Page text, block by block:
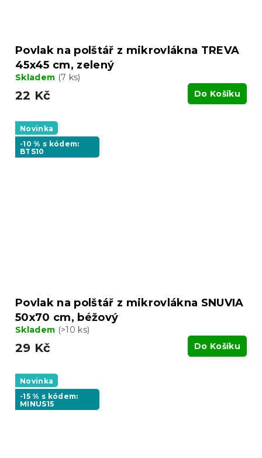
Povlak na polštář z mikrovlákna TREVA
45x45 cm, zelený
Skladem (7 ks)
22 Kč Do Košíku
Novinka
-10 % s kódem:
BTS10
Povlak na polštář z mikrovlákna SNUVIA
50x70 cm, béžový
Skladem (>10 ks)
29 Kč Do Košíku
Novinka
-15 % s kódem:
MINUS15